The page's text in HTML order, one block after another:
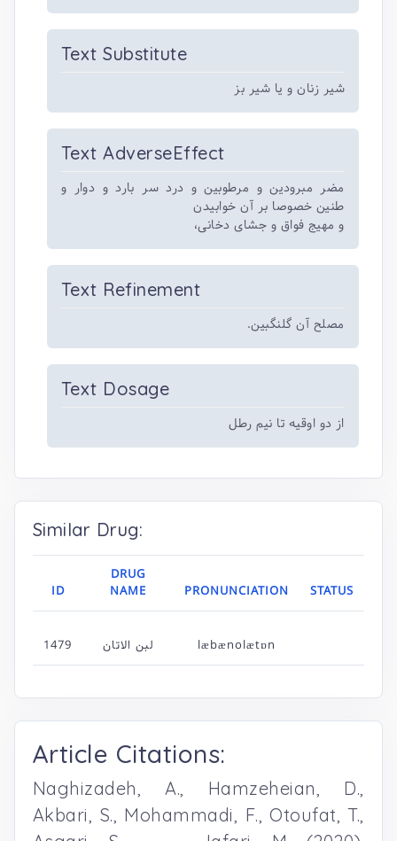
Text Substitute
شیر زنان و یا شیر بز
Text AdverseEffect
مضر مبرودین و مرطوبین و درد سر بارد و دوار و
طنین خصوصا بر آن خوابیدن
و مهیج فواق و جشای دخانی،
Text Refinement
مصلح آن گلنگبین.
Text Dosage
از دو اوقیه تا نیم رطل
Similar Drug:
ID
DRUG
NAME
PRONUNCIATION STATUS
1479 لبن الاتان læbænolætɒn
Article Citations:
Naghizadeh, A., Hamzeheian, D.,
Akbari, S., Mohammadi, F., Otoufat, T.,